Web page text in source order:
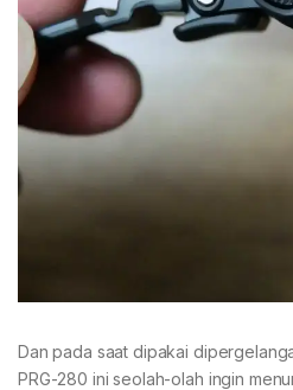
Dan pada saat dipakai
PRG-280 ini seolah-olah ingin